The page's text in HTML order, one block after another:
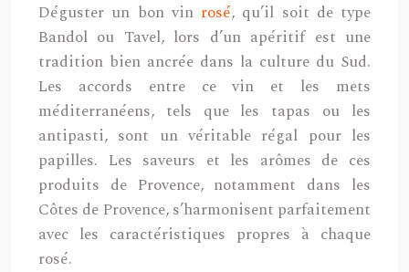
Déguster un bon vin rosé, qu’il soit de type
Bandol ou Tavel, lors d’un apéritif est une
tradition bien ancrée dans la culture du Sud.
Les accords entre ce vin et les mets
méditerranéens, tels que les tapas ou les
antipasti, sont un véritable régal pour les
papilles. Les saveurs et les arômes de ces
produits de Provence, notamment dans les
Côtes de Provence, s’harmonisent parfaitement
avec les caractéristiques propres à chaque
rosé.